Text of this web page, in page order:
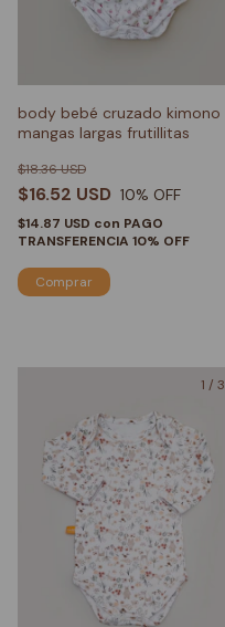
body bebé cruzado kimono
mangas largas frutillitas
$16.52 USD
$18.36 USD
10% OFF
$14.87 USD con PAGO
TRANSFERENCIA 10% OFF
Comprar
1 / 3